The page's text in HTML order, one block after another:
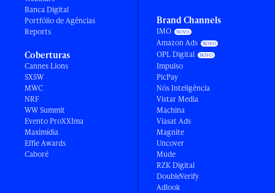
Banca Digital
Portfólio de Agências
Reports
Coberturas
Cannes Lions
SXSW
MWC
NRF
WW Summit
Evento ProXXIma
Maximídia
Effie Awards
Caboré
Brand Channels
IMO
Amazon Ads
OPL Digital
Impulso
PicPay
Nós Inteligência
Vistar Media
Machina
Viasat Ads
Magnite
Uncover
Mude
RZK Digital
DoubleVerify
Adlook